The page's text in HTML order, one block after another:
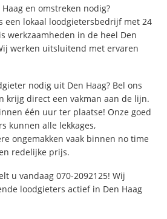
en omstreken nodig?
een lokaal loodgietersbedrijf met 24
werkzaamheden in de heel Den
werken uitsluitend met ervaren
nodig uit Den Haag? Bel ons
krijg direct een vakman aan de lijn.
één uur ter plaatse! Onze goed
kunnen alle lekkages,
ongemakken vaak binnen no time
redelijke prijs.
u vandaag 070-2092125! Wij
loodgieters actief in Den Haag